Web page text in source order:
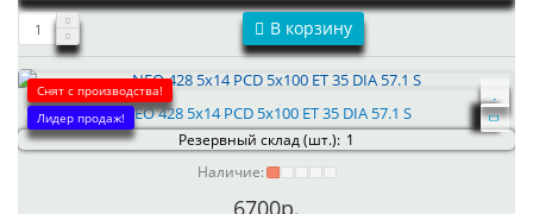
В корзину
Снят с производства!
Лидер продаж!NEO 428 5x14 PCD 5x100 ET 35 DIA 57.1 S
Резервный склад (шт.): 1
Наличие:
6700р.